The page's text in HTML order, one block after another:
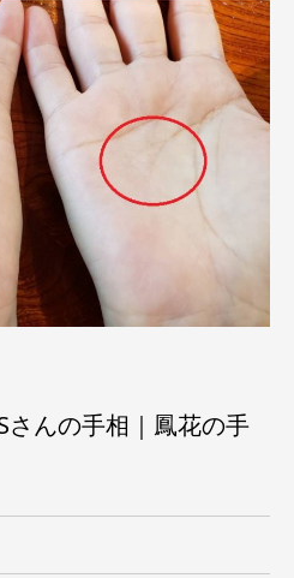
さんの手相｜鳳花の手